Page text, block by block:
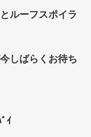
ルーフスポイラ
しばらくお待ち
ｲ